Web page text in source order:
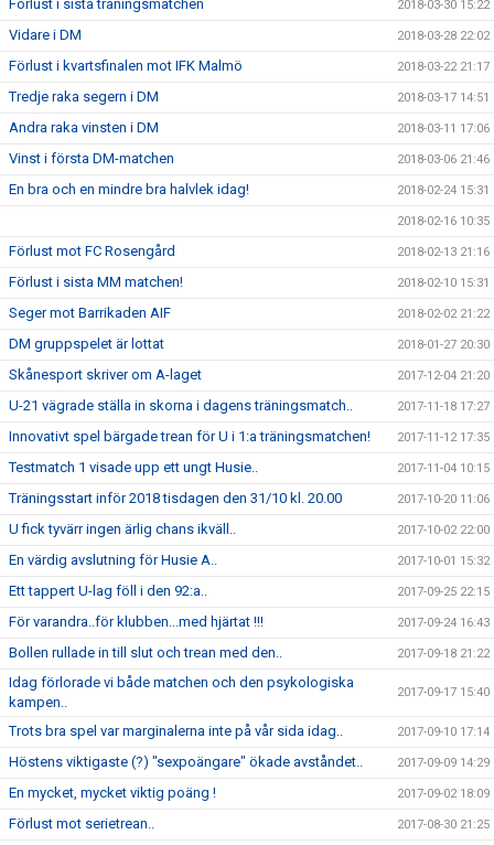
Förlust i sista träningsmatchen 2018-03-30 15:22
Vidare i DM 2018-03-28 22:02
Förlust i kvartsfinalen mot IFK Malmö 2018-03-22 21:17
Tredje raka segern i DM 2018-03-17 14:51
Andra raka vinsten i DM 2018-03-11 17:06
Vinst i första DM-matchen 2018-03-06 21:46
En bra och en mindre bra halvlek idag! 2018-02-24 15:31
2018-02-16 10:35
Förlust mot FC Rosengård 2018-02-13 21:16
Förlust i sista MM matchen! 2018-02-10 15:31
Seger mot Barrikaden AIF 2018-02-02 21:22
DM gruppspelet är lottat 2018-01-27 20:30
Skånesport skriver om A-laget 2017-12-04 21:20
U-21 vägrade ställa in skorna i dagens träningsmatch.. 2017-11-18 17:27
Innovativt spel bärgade trean för U i 1:a träningsmatchen! 2017-11-12 17:35
Testmatch 1 visade upp ett ungt Husie.. 2017-11-04 10:15
Träningsstart inför 2018 tisdagen den 31/10 kl. 20.00 2017-10-20 11:06
U fick tyvärr ingen ärlig chans ikväll.. 2017-10-02 22:00
En värdig avslutning för Husie A.. 2017-10-01 15:32
Ett tappert U-lag föll i den 92:a.. 2017-09-25 22:15
För varandra..för klubben...med hjärtat !!! 2017-09-24 16:43
Bollen rullade in till slut och trean med den.. 2017-09-18 21:22
Idag förlorade vi både matchen och den psykologiska
kampen..
2017-09-17 15:40
Trots bra spel var marginalerna inte på vår sida idag.. 2017-09-10 17:14
Höstens viktigaste (?) "sexpoängare" ökade avståndet.. 2017-09-09 14:29
En mycket, mycket viktig poäng ! 2017-09-02 18:09
Förlust mot serietrean.. 2017-08-30 21:25